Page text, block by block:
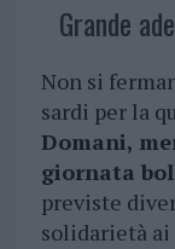
Grande
Non si
sardi per la
Domani,
giornata
previste
solidarietà ai